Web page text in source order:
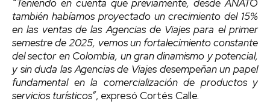
“Teniendo en cuenta que previamente, desde ANATO
también habíamos proyectado un crecimiento del 15%
en las ventas de las Agencias de Viajes para el primer
semestre de 2025, vemos un fortalecimiento constante
del sector en Colombia, un gran dinamismo y potencial,
y sin duda las Agencias de Viajes desempeñan un papel
fundamental en la comercialización de productos y
servicios turísticos”, expresó Cortés Calle.